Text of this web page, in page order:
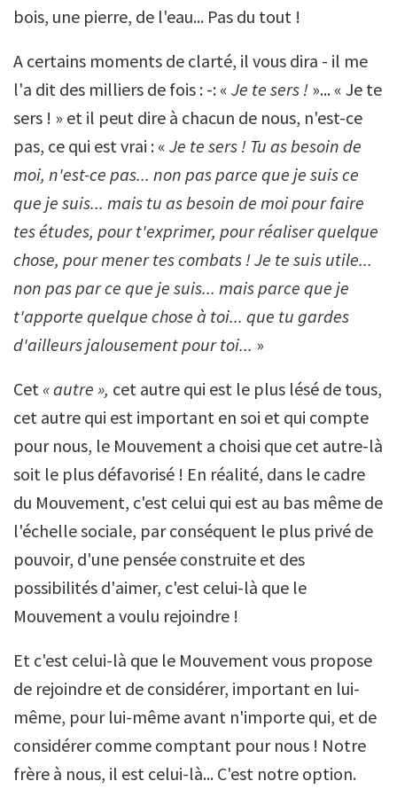
bois, une pierre, de l'eau... Pas du tout !
A certains moments de clarté, il vous dira - il me
l'a dit des milliers de fois : -: « Je te sers ! »... « Je te
sers ! » et il peut dire à chacun de nous, n'est-ce
pas, ce qui est vrai : « Je te sers ! Tu as besoin de
moi, n'est-ce pas... non pas parce que je suis ce
que je suis... mais tu as besoin de moi pour faire
tes études, pour t'exprimer, pour réaliser quelque
chose, pour mener tes combats ! Je te suis utile...
non pas par ce que je suis... mais parce que je
t'apporte quelque chose à toi... que tu gardes
d'ailleurs jalousement pour toi... »
Cet « autre », cet autre qui est le plus lésé de tous,
cet autre qui est important en soi et qui compte
pour nous, le Mouvement a choisi que cet autre-là
soit le plus défavorisé ! En réalité, dans le cadre
du Mouvement, c'est celui qui est au bas même de
l'échelle sociale, par conséquent le plus privé de
pouvoir, d'une pensée construite et des
possibilités d'aimer, c'est celui-là que le
Mouvement a voulu rejoindre !
Et c'est celui-là que le Mouvement vous propose
de rejoindre et de considérer, important en lui-
même, pour lui-même avant n'importe qui, et de
considérer comme comptant pour nous ! Notre
frère à nous, il est celui-là... C'est notre option.